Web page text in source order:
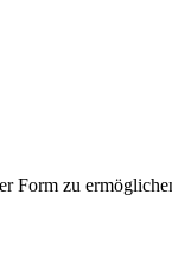
Form zu